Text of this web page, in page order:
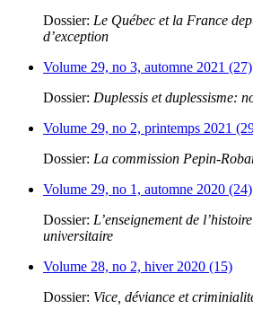
Dossier: Le Québec et la France
d’exception
Volume 29, no 3, automne 2021 (27)
Dossier: Duplessis et duplessisme:
Volume 29, no 2, printemps 2021
Dossier: La commission Pepin-
Volume 29, no 1, automne 2020 (24)
Dossier: L’enseignement de
universitaire
Volume 28, no 2, hiver 2020 (15)
Dossier: Vice, déviance et